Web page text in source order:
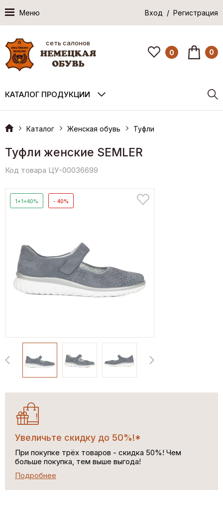
Меню Вход / Регистрация
сеть салонов
0 0
КАТАЛОГ ПРОДУКЦИИ
Каталог Женская обувь Туфли
Туфли женские SEMLER
Код товара ЦУ-00036699
1+1=40% - 40%
Увеличьте скидку до 50%!*
При покупке трёх товаров - скидка 50%! Чем
больше покупка, тем выше выгода!
Подробнее